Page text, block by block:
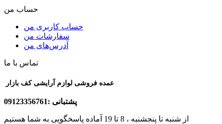
حساب من
حساب کاربری من
سفارشات من
آدرس‌های من
تماس با ما
پشتبانی :09123356761
از شنبه تا پنجشنبه ، 8 تا 19 آماده پاسخگویی به شما هستیم